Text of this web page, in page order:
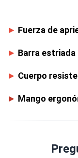
► Fuerza de
► Barra estriada
► Cuerpo
► Mango